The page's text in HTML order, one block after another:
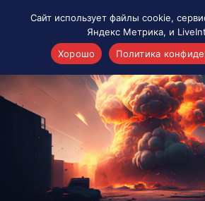
Акценты
Материалы о Рязани и
Проекты 7 инфо
Здоровье
Интересное
Новости кино и ТВ
Сайт использует файлы cookie,
Яндекс Метрика, и
Хорошо
Политика